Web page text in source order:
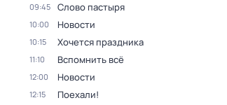
09:45 Слово пастыря
10:00 Новости
10:15 Хочется праздника
11:10 Вспомнить всё
12:00 Новости
12:15 Поехали!